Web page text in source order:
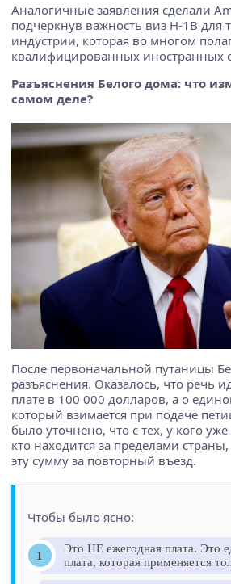
Аналогичные заявления сделали
подчеркнув важность виз H-1B для
индустрии, которая во многом
квалифицированных иностранных
Разъяснения Белого дома: что
самом деле?
После первоначальной путаницы
разъяснения. Оказалось, что речь
плате в 100 000 долларов, а о
который взимается при подаче
было уточнено, что с тех, у кого
кто находится за пределами
эту сумму за повторный въезд.
Чтобы было ясно:
Это НЕ ежегодная плата. Это
плата, которая применяется